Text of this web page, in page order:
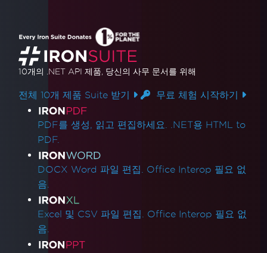
10개의 .NET API 제품, 당신의 사무 문서를 위해
전체 10개 제품 Suite 받기 무료 체험 시작하기
제품 링크
PDF를 생성, 읽고 편집하세요. .NET용 HTML to
PDF.
DOCX Word 파일 편집. Office Interop 필요 없
음.
Excel 및 CSV 파일 편집. Office Interop 필요 없
음.